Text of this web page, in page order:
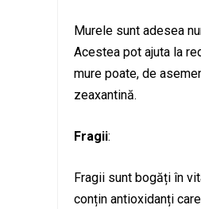
Murele sunt adesea
Acestea pot ajuta la
mure poate, de
zeaxantină.
Fragii:
Fragii sunt bogăți în
conțin antioxidanți